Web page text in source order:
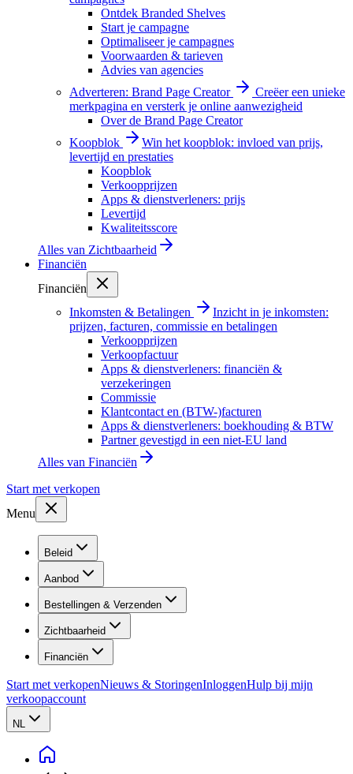
Ontdek Branded Shelves
Start je campagne
Optimaliseer je campagnes
Voorwaarden & tarieven
Advies van agencies
Adverteren: Brand Page Creator
Creëer een unieke
merkpagina en versterk je online aanwezigheid
Over de Brand Page Creator
Koopblok
Win het koopblok: invloed van prijs,
levertijd en prestaties
Koopblok
Verkoopprijzen
Apps & dienstverleners: prijs
Levertijd
Kwaliteitsscore
Alles van Zichtbaarheid
Financiën
Financiën
Inkomsten & Betalingen
Inzicht in je inkomsten:
prijzen, facturen, commissie en betalingen
Verkoopprijzen
Verkoopfactuur
Apps & dienstverleners: financiën &
verzekeringen
Commissie
Klantcontact en (BTW-)facturen
Apps & dienstverleners: boekhouding & BTW
Partner gevestigd in een niet-EU land
Alles van Financiën
Start met verkopen
Menu
Beleid
Aanbod
Bestellingen & Verzenden
Zichtbaarheid
Financiën
Start met verkopenNieuws & StoringenInloggenHulp bij mijn
verkoopaccount
NL